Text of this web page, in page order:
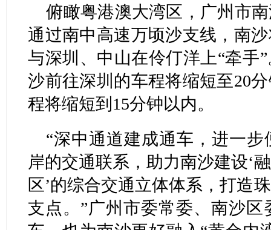
俯瞰粤港澳大湾区，广州市
通过南中高速万顷沙支线，南
与深圳、中山在伶仃洋上“牵手
沙前往深圳的车程将缩短至20
程将缩短到15分钟以内。
“深中通道建成通车，进一
岸的交通联系，助力南沙建设‘
区’的综合交通立体体系，打造
支点。”广州市委常委、南沙